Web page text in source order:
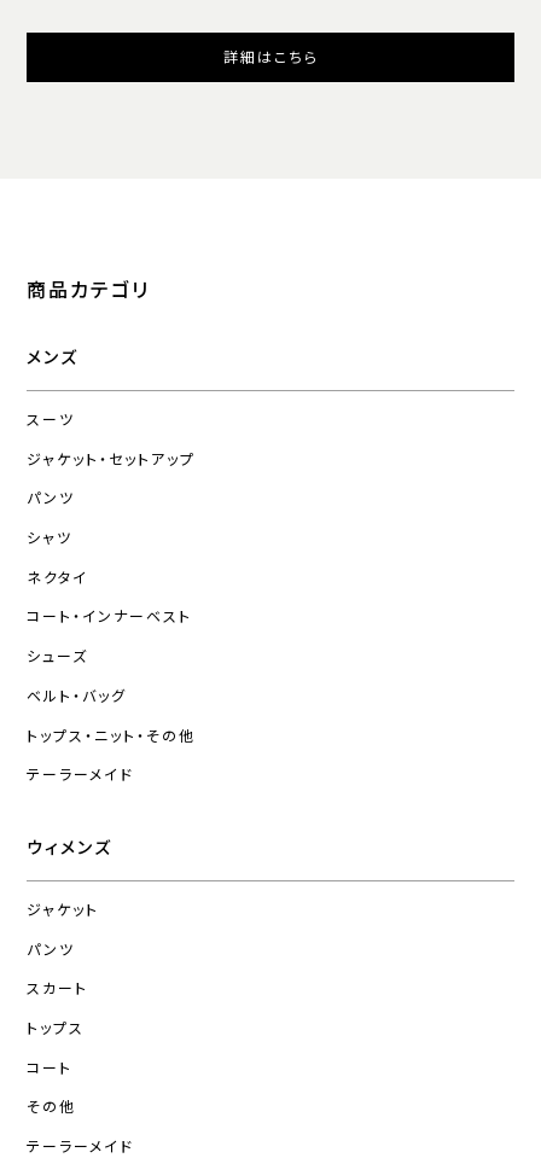
詳細はこちら
商品カテゴリ
メンズ
スーツ
ジャケット・セットアップ
パンツ
シャツ
ネクタイ
コート・インナーベスト
シューズ
ベルト・バッグ
トップス・ニット・その他
テーラーメイド
ウィメンズ
ジャケット
パンツ
スカート
トップス
コート
その他
テーラーメイド